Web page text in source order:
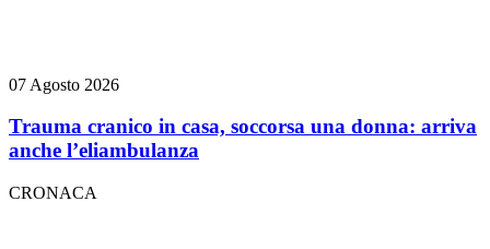
07 Agosto 2026
Trauma cranico in casa, soccorsa una donna: arriva
anche l’eliambulanza
CRONACA